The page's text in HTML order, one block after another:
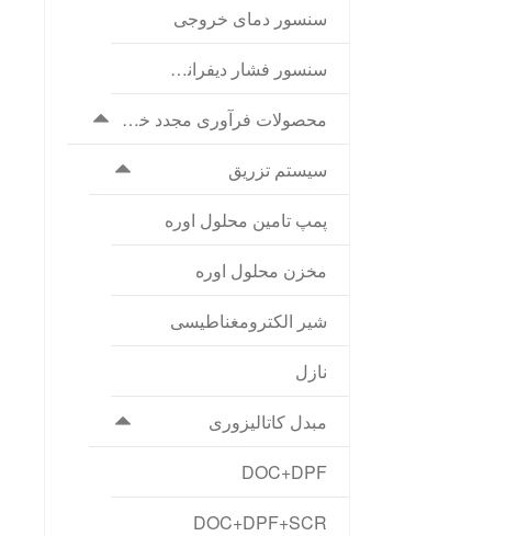
سنسور دمای خروجی
سنسور فشار دیفرانسیل
محصولات فرآوری مجدد خروجی ماش
سیستم تزریق
پمپ تامین محلول اوره
مخزن محلول اوره
شیر الکترومغناطیسی
نازل
مبدل کاتالیزوری
DOC+DPF
DOC+DPF+SCR